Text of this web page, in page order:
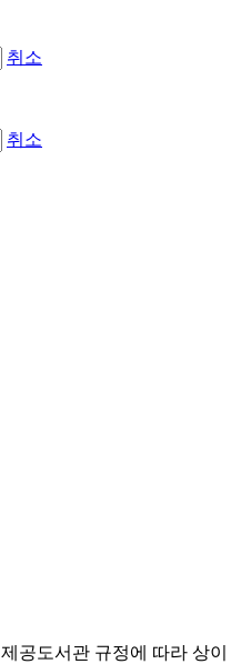
취소
취소
공도서관 규정에 따라 상이